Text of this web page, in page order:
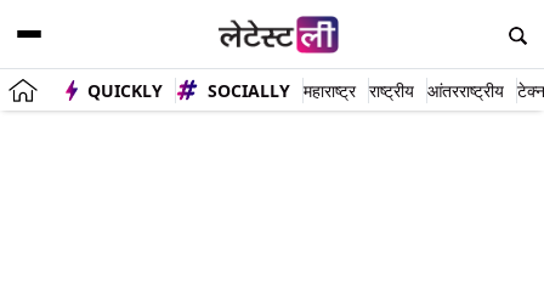
QUICKLY SOCIALLY महाराष्ट्र राष्ट्रीय आंतरराष्ट्रीय